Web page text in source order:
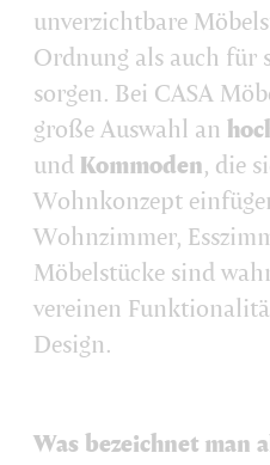
unverzichtbare
Ordnung als auch für
sorgen. Bei CASA
große Auswahl an
und
Kommoden, die
Wohnkonzept
Wohnzimmer,
Möbelstücke sind
vereinen
Design.
Was bezeichnet man